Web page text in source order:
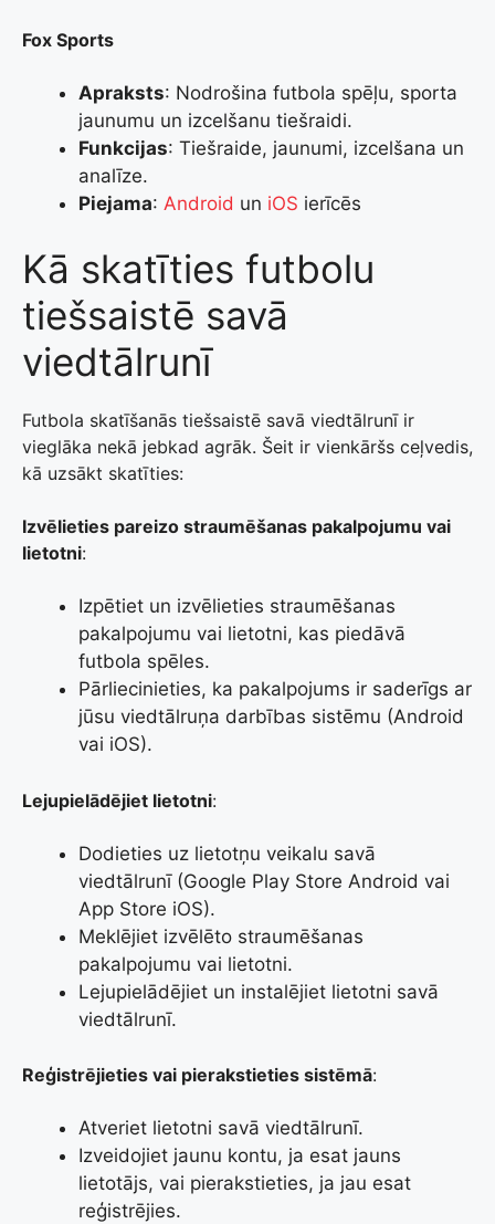
Fox Sports
Apraksts: Nodrošina futbola spēļu, sporta
jaunumu un izcelšanu tiešraidi.
Funkcijas: Tiešraide, jaunumi, izcelšana un
analīze.
Piejama: Android un iOS ierīcēs
Kā skatīties futbolu
tiešsaistē savā
viedtālrunī
Futbola skatīšanās tiešsaistē savā viedtālrunī ir
vieglāka nekā jebkad agrāk. Šeit ir vienkāršs ceļvedis,
kā uzsākt skatīties:
Izvēlieties pareizo straumēšanas pakalpojumu vai
lietotni:
Izpētiet un izvēlieties straumēšanas
pakalpojumu vai lietotni, kas piedāvā
futbola spēles.
Pārliecinieties, ka pakalpojums ir saderīgs ar
jūsu viedtālruņa darbības sistēmu (Android
vai iOS).
Lejupielādējiet lietotni:
Dodieties uz lietotņu veikalu savā
viedtālrunī (Google Play Store Android vai
App Store iOS).
Meklējiet izvēlēto straumēšanas
pakalpojumu vai lietotni.
Lejupielādējiet un instalējiet lietotni savā
viedtālrunī.
Reģistrējieties vai pierakstieties sistēmā:
Atveriet lietotni savā viedtālrunī.
Izveidojiet jaunu kontu, ja esat jauns
lietotājs, vai pierakstieties, ja jau esat
reģistrējies.